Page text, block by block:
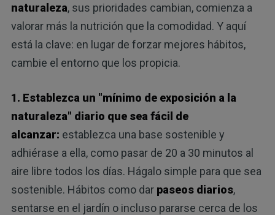
naturaleza, sus prioridades cambian, comienza a
valorar más la nutrición que la comodidad. Y aquí
está la clave: en lugar de forzar mejores hábitos,
cambie el entorno que los propicia.
1. Establezca un "mínimo de exposición a la
naturaleza" diario que sea fácil de
alcanzar: establezca una base sostenible y
adhiérase a ella, como pasar de 20 a 30 minutos al
aire libre todos los días. Hágalo simple para que sea
sostenible. Hábitos como dar paseos diarios,
sentarse en el jardín o incluso pararse cerca de los